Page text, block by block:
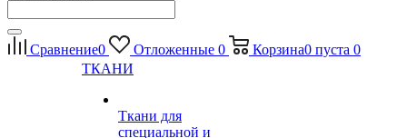
Сравнение0 Отложенные 0 Корзина0 пуста 0
ТКАНИ
Ткани для
специальной и